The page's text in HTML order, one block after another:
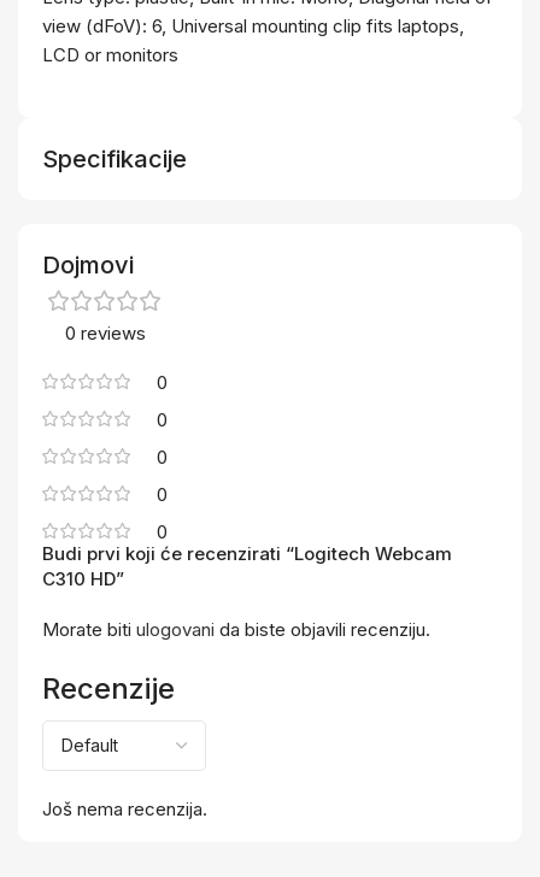
view (dFoV): 6, Universal mounting clip fits laptops,
LCD or monitors
Specifikacije
Dojmovi
0 reviews
0
0
0
0
0
Recenzije
Još nema recenzija.
Budi prvi koji će recenzirati “Logitech Webcam
C310 HD”
Morate biti ulogovani da biste objavili recenziju.